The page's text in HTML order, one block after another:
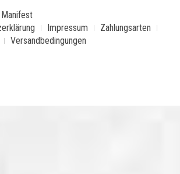
Impressum
Zahlungsarten
Versandbedingungen